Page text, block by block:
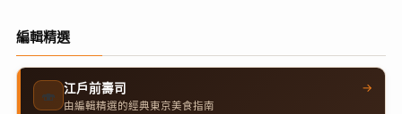
編輯精選
🍣 江戶前壽司
由編輯精選的經典東京美食指南
→